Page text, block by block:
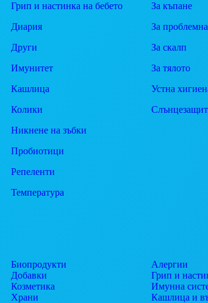
Грип и настинка на бебето
Диария
Други
Имунитет
Кашлица
Колики
Никнене на зъбки
Пробиотици
Репеленти
Температура
За къпане
За
За скалп
За тялото
Устна
Биопродукти
Добавки
Козметика
Храни
Алергии
Грип и
Имунна
Кашлица и